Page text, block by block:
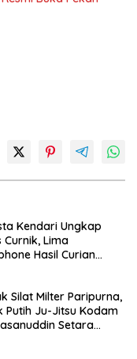
Kendari Ungkap
Curnik, Lima
Hasil Curian
Silat Milter Paripurna,
Putih Ju-Jitsu Kodam
Setara